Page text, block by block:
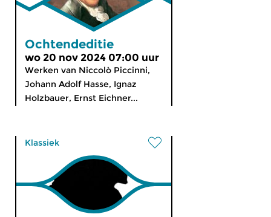
Ochtendeditie
wo 20 nov 2024 07:00 uur
Werken van Niccolò Piccinni,
Johann Adolf Hasse, Ignaz
Holzbauer, Ernst Eichner...
Klassiek